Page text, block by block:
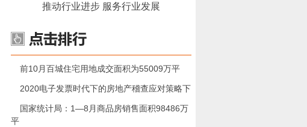
推动行业进步 服务行业发展
前10月百城住宅用地成交面积为55009万平
2020电子发票时代下的房地产稽查应对策略下
国家统计局：1—8月商品房销售面积98486万
平